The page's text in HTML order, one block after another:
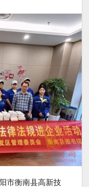
市衡南县高新技